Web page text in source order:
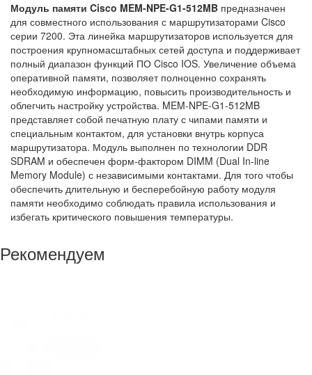
Модуль памяти Cisco MEM-NPE-G1-512MB предназначен
для совместного использования с маршрутизаторами Cisco
серии 7200. Эта линейка маршрутизаторов используется для
построения крупномасштабных сетей доступа и поддерживает
полный диапазон функций ПО Cisco IOS. Увеличение объема
оперативной памяти, позволяет полноценно сохранять
необходимую информацию, повысить производительность и
облегчить настройку устройства. MEM-NPE-G1-512MB
представляет собой печатную плату с чипами памяти и
специальным контактом, для установки внутрь корпуса
маршрутизатора. Модуль выполнен по технологии DDR
SDRAM и обеспечен форм-фактором DIMM (Dual In-line
Memory Module) с независимыми контактами. Для того чтобы
обеспечить длительную и бесперебойную работу модуля
памяти необходимо соблюдать правила использования и
избегать критического повышения температуры.
Рекомендуем